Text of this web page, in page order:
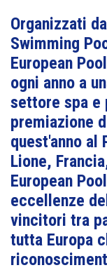
Organizzati
Swimming
European
ogni anno a
settore spa e
premiazione
quest'anno al
Lione,
European
eccellenze
vincitori tra
tutta Europa